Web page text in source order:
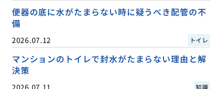
便器の底に水がたまらない時に疑うべき配管の不
備
2026.07.12 トイレ
マンションのトイレで封水がたまらない理由と解
決策
知識